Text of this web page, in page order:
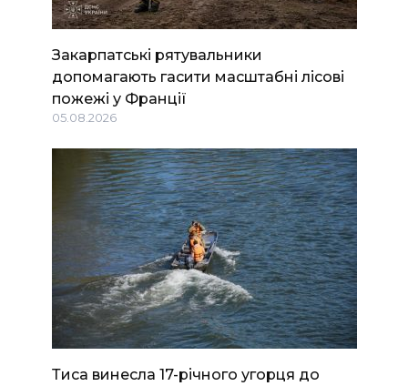
Закарпатські рятувальники
допомагають гасити масштабні лісові
пожежі у Франції
05.08.2026
Тиса винесла 17-річного угорця до